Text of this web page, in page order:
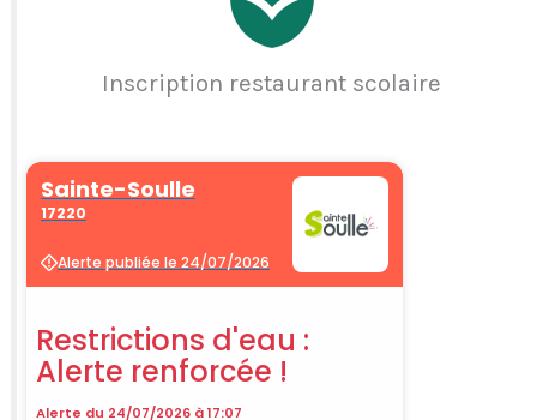
Inscription restaurant scolaire